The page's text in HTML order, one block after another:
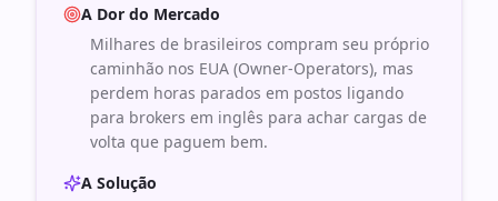
A Dor do Mercado
Milhares de brasileiros compram seu próprio
caminhão nos EUA (Owner-Operators), mas
perdem horas parados em postos ligando
para brokers em inglês para achar cargas de
volta que paguem bem.
A Solução